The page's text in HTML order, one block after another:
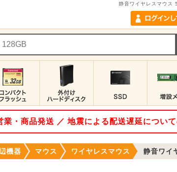
静音ワイヤレスマウス
・商品発送 ／ 地震による配送遅延につい
機器 マウス ワイヤレスマウス 静音ワイヤレ